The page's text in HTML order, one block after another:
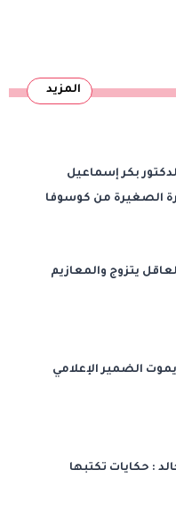
المزيد
بكر إسماعيل
الصغيرة من كوسوفا
يتزوج والمعازيم
الضمير الإعلامي
: حكايات تكتبها